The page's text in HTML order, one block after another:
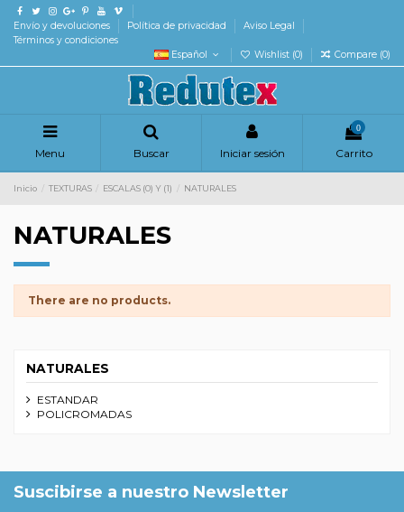
Envío y devoluciones Política de privacidad
Aviso Legal
Términos y condiciones
Español
Wishlist (0) Compare (0)
Menu Buscar Iniciar sesión
0
Carrito
Inicio TEXTURAS ESCALAS (0) Y (1) NATURALES
NATURALES
There are no products.
NATURALES
ESTANDAR
POLICROMADAS
Suscibirse a nuestro Newsletter